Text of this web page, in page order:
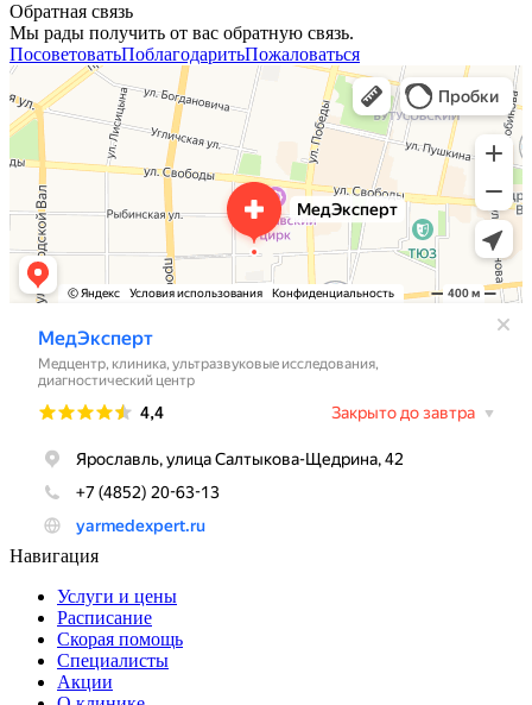
Обратная связь
Мы рады получить от вас обратную связь.
ПосоветоватьПоблагодаритьПожаловаться
Навигация
Услуги и цены
Расписание
Скорая помощь
Специалисты
Акции